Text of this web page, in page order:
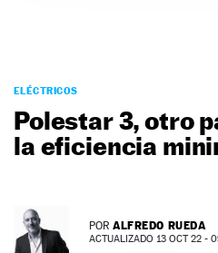
PODCAST
MOTOS
TECNOLOGÍA
PREMIOS
SERVICIOS
ELÉCTRICOS
Polestar 3, otro
la eficiencia
POR ALFREDO RUEDA
ACTUALIZADO 13 OCT 22 -